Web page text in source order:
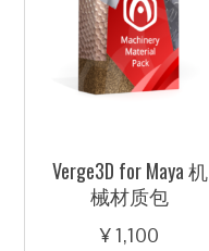
Verge3D for Maya 机
械材质包
¥1,100